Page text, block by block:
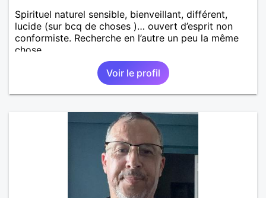
Spirituel naturel sensible, bienveillant, différent,
lucide (sur bcq de choses )… ouvert d’esprit non
conformiste. Recherche en l’autre un peu la même
chose…
Voir le profil